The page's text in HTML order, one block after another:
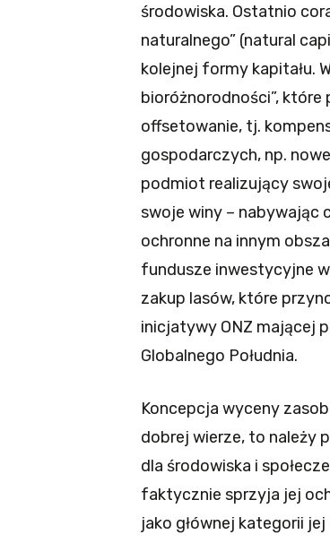
środowiska. Ostatnio
naturalnego” (natural
kolejnej formy kapitału.
bioróżnorodności”,
offsetowanie, tj.
gospodarczych, np.
podmiot realizujący
swoje winy – nabywając
ochronne na innym
fundusze inwestycyjne
zakup lasów, które
inicjatywy ONZ mającej
Globalnego Południa.
Koncepcja wyceny
dobrej wierze, to należy
dla środowiska i
faktycznie sprzyja jej
jako głównej kategorii